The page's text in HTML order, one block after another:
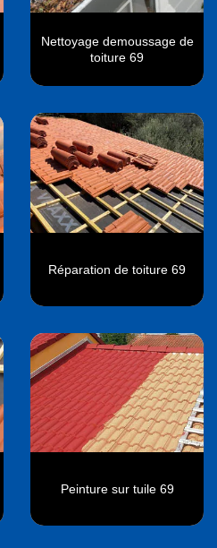
Nettoyage demoussage de
toiture 69
Réparation de toiture 69
Peinture sur tuile 69